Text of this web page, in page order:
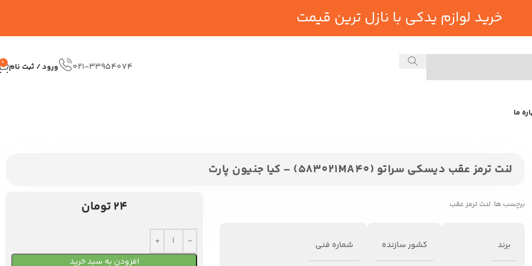
خرید لوازم یدکی با نازل ترین قیمت
021-33954074 ورود / ثبت نام 0
ما
لنت ترمز عقب دیسکی سراتو (583021MA40) – کیا جنیون پارت
برچسب ها:لنت ترمز عقب
برند کشور سازنده شماره فنی
24تومان
افزودن به سبد خرید